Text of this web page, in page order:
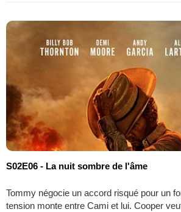
S02E06 - La nuit sombre de l'âme
Tommy négocie un accord risqué pour un
tension monte entre Cami et lui. Cooper